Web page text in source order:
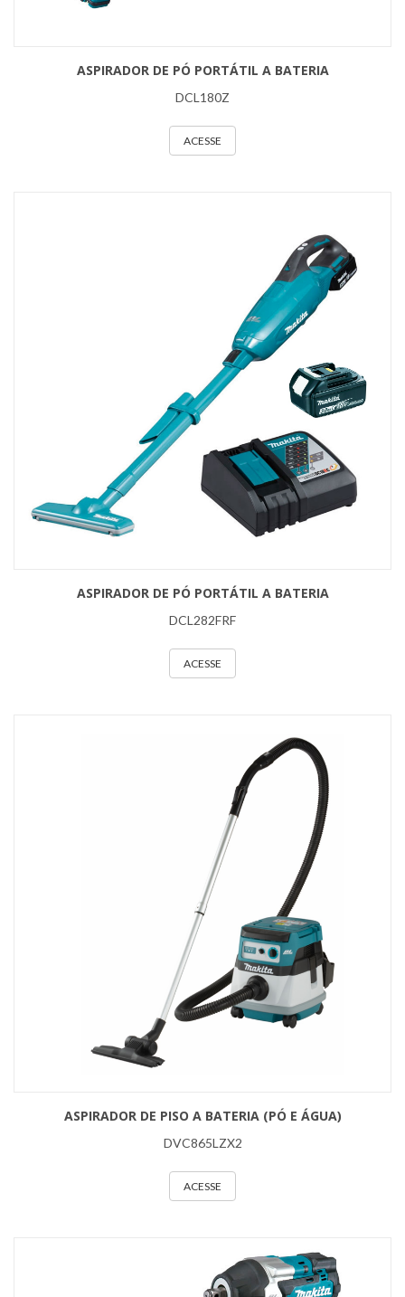
ASPIRADOR DE PÓ PORTÁTIL A BATERIA
DCL180Z
ACESSE
ASPIRADOR DE PÓ PORTÁTIL A BATERIA
DCL282FRF
ACESSE
ASPIRADOR DE PISO A BATERIA (PÓ E ÁGUA)
DVC865LZX2
ACESSE